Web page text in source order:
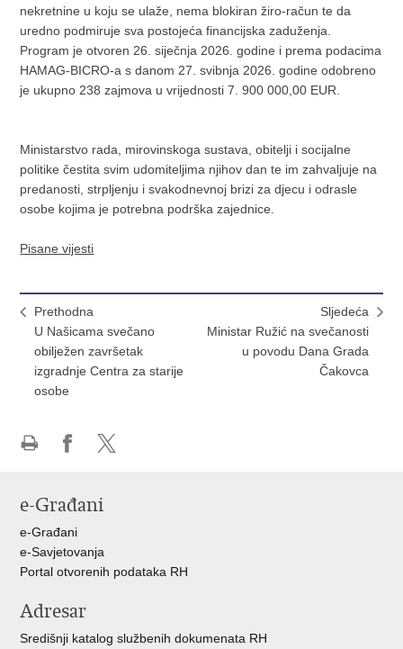
nekretnine u koju se ulaže, nema blokiran žiro-račun te da
uredno podmiruje sva postojeća financijska zaduženja.
Program je otvoren 26. siječnja 2026. godine i prema podacima
HAMAG-BICRO-a s danom 27. svibnja 2026. godine odobreno
je ukupno 238 zajmova u vrijednosti 7. 900 000,00 EUR.
Ministarstvo rada, mirovinskoga sustava, obitelji i socijalne
politike čestita svim udomiteljima njihov dan te im zahvaljuje na
predanosti, strpljenju i svakodnevnoj brizi za djecu i odrasle
osobe kojima je potrebna podrška zajednice.
Pisane vijesti
Prethodna
U Našicama svečano
obilježen završetak
izgradnje Centra za starije
osobe
Sljedeća
Ministar Ružić na svečanosti
u povodu Dana Grada
Čakovca
Facebooku
X-
e-Građani
e-Građani
e-Savjetovanja
Portal otvorenih podataka RH
Adresar
Središnji katalog službenih dokumenata RH